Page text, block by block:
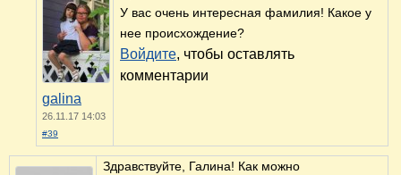
galina
26.11.17 14:03
#39
У вас очень интересная фамилия! Какое у
нее происхождение?
Войдите, чтобы оставлять
комментарии
Здравствуйте, Галина! Как можно